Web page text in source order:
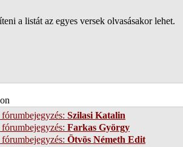
a listát az egyes versek olvasásakor lehet.
Szilasi Katalin
Farkas György
Ötvös Németh Edit